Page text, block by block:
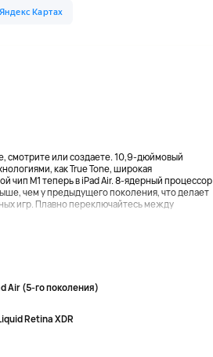
смотрите или создаете. 10,9-дюймовый
как True Tone, широкая
чип M1 теперь в iPad Air. 8-ядерный процессор
чем у предыдущего поколения, что делает
игр. Плавно переключайтесь между
Air (5-го поколения)
Retina XDR